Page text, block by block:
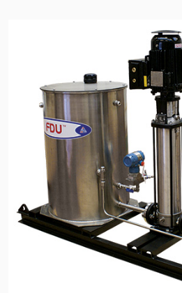
Kontaktieren Sie uns
Neuigkeiten
Nachhaltigkeit